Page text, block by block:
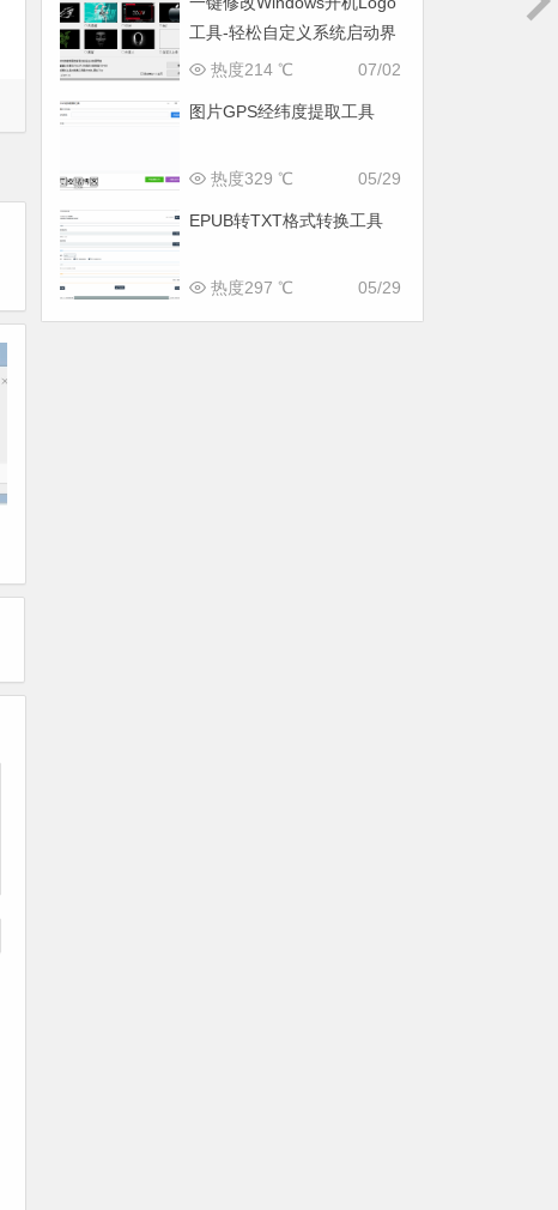
工具-轻松自定义系统启动界
面
07/02
热度214 ℃
图片GPS经纬度提取工具
05/29
热度329 ℃
EPUB转TXT格式转换工具
05/29
热度297 ℃